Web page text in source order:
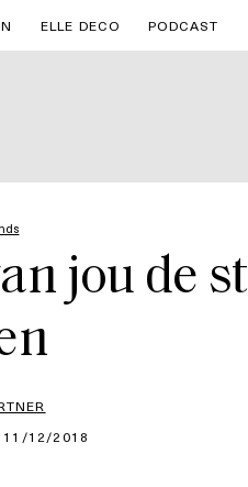
ELLE DECO PODCAST
jou de
11/12/2018